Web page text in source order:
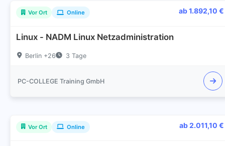
Vor Ort Online ab 1.892,10 €
Linux - NADM Linux Netzadministration
Berlin +26 3 Tage
PC-COLLEGE Training GmbH
Vor Ort Online ab 2.011,10 €